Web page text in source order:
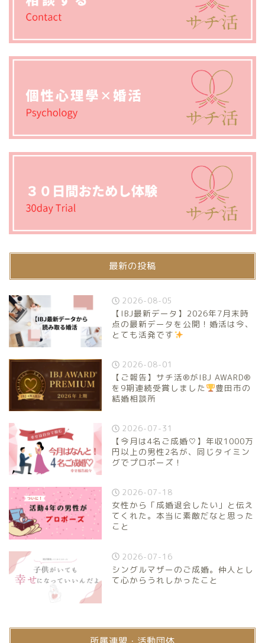
最新の投稿
2026-08-05
【IBJ最新データ】2026年7月末時
点の最新データを公開！婚活は今、
とても活発です
2026-08-01
【ご報告】サチ活®がIBJ AWARD®
を9期連続受賞しました
豊田市の
結婚相談所
2026-07-31
【今月は4名ご成婚♡】年収1000万
円以上の男性2名が、同じタイミン
グでプロポーズ！
2026-07-18
女性から「成婚退会したい」と伝え
てくれた。本当に素敵だなと思った
こと
2026-07-16
シングルマザーのご成婚。仲人とし
て心からうれしかったこと